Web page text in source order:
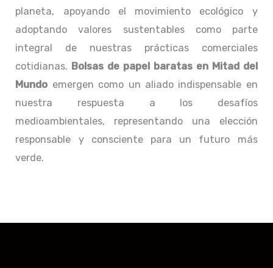
planeta, apoyando el movimiento ecológico y
adoptando valores sustentables como parte
integral de nuestras prácticas comerciales
cotidianas. Bolsas de papel baratas en Mitad del
Mundo emergen como un aliado indispensable en
nuestra respuesta a los desafíos
medioambientales, representando una elección
responsable y consciente para un futuro más
verde.